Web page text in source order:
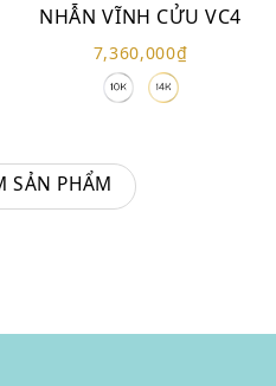
NHẪN VĨNH CỬU VC4
7,360,000₫
SẢN PHẨM